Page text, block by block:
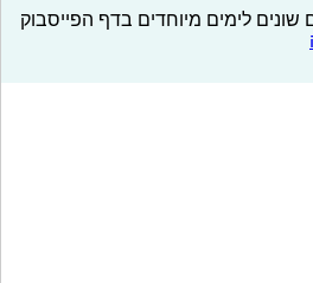
שונים לימים מיוחדים בדף הפייסבוק